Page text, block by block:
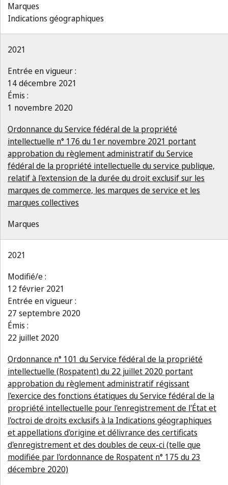
Marques
Indications géographiques
2021
Entrée en vigueur :
14 décembre 2021
Émis :
1 novembre 2020
Ordonnance du Service fédéral de la propriété
intellectuelle n° 176 du 1er novembre 2021 portant
approbation du règlement administratif du Service
fédéral de la propriété intellectuelle du service publique,
relatif à l'extension de la durée du droit exclusif sur les
marques de commerce, les marques de service et les
marques collectives
Marques
2021
Modifié/e :
12 février 2021
Entrée en vigueur :
27 septembre 2020
Émis :
22 juillet 2020
Ordonnance n° 101 du Service fédéral de la propriété
intellectuelle (Rospatent) du 22 juillet 2020 portant
approbation du règlement administratif régissant
l'exercice des fonctions étatiques du Service fédéral de la
propriété intellectuelle pour l'enregistrement de l'État et
l'octroi de droits exclusifs à la Indications géographiques
et appellations d'origine et délivrance des certificats
d'enregistrement et des doubles de ceux-ci (telle que
modifiée par l'ordonnance de Rospatent n° 175 du 23
décembre 2020)